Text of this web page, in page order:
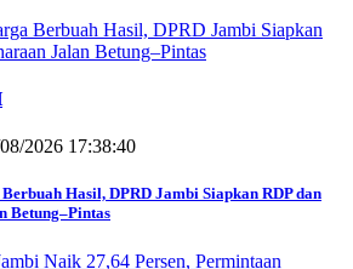
2026 17:38:40
Hasil, DPRD Jambi Siapkan RDP dan
Betung–Pintas